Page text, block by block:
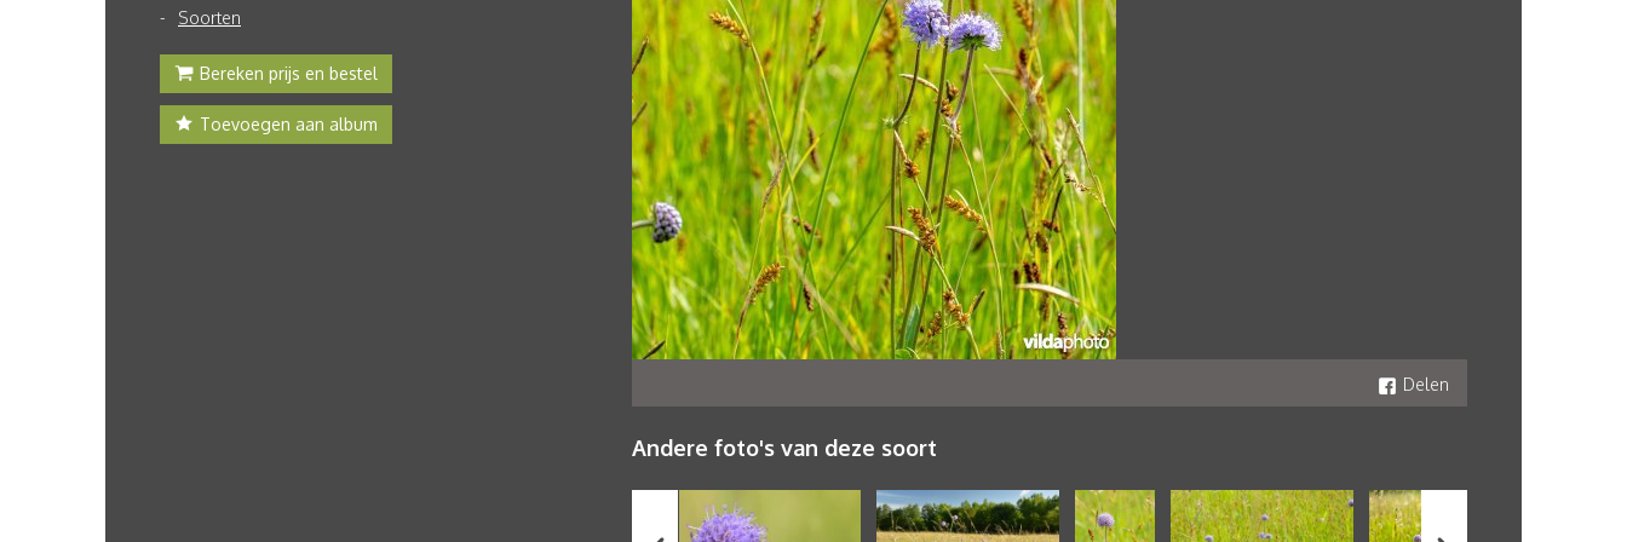
Soorten
Bereken prijs en bestel
Toevoegen aan album
Delen
Andere foto's van deze soort